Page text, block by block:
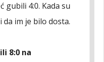
gubili 4:0. Kada su
im je bilo dosta.
8:0 na